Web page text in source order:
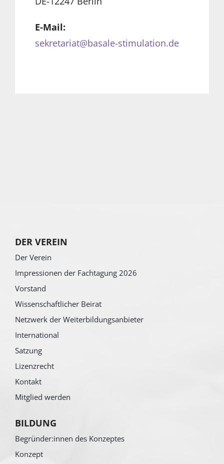
E-Mail:
sekretariat@basale-stimulation.de
DER VEREIN
Der Verein
Impressionen der Fachtagung 2026
Vorstand
Wissenschaftlicher Beirat
Netzwerk der Weiterbildungsanbieter
International
Satzung
Lizenzrecht
Kontakt
Mitglied werden
BILDUNG
Begründer:innen des Konzeptes
Konzept